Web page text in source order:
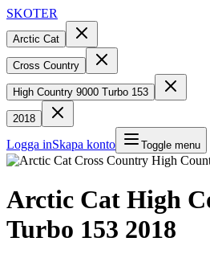
SKOTER
Arctic Cat
Cross Country
High Country 9000 Turbo 153
2018
Logga inSkapa konto Toggle menu
Arctic Cat High
Turbo 153 2018